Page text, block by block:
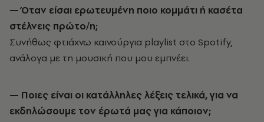
— Όταν είσαι ερωτευμένη ποιο κομμάτι ή κασέτα
στέλνεις πρώτο/η;
Συνήθως φτιάχνω καινούργια playlist στο Spotify,
ανάλογα με τη μουσική που μου εμπνέει.
— Ποιες είναι οι κατάλληλες λέξεις τελικά, για να
εκδηλώσουμε τον έρωτά μας για κάποιον;